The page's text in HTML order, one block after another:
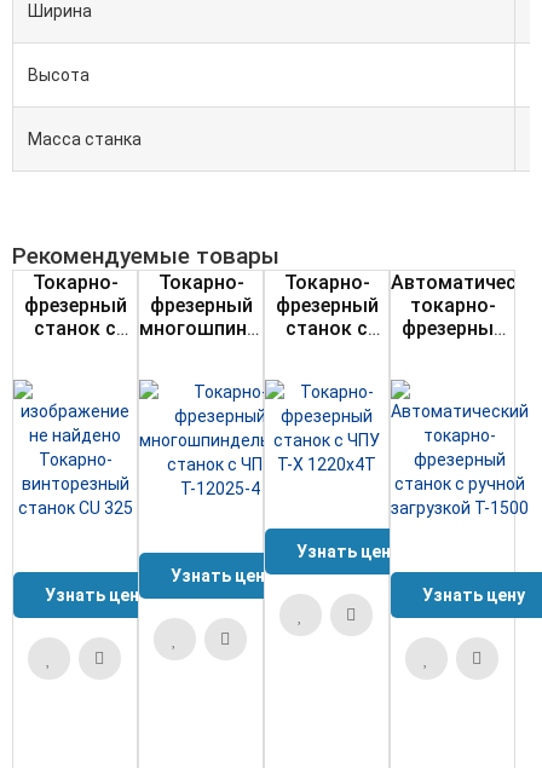
Ширина
Высота
Масса станка
Рекомендуемые товары
Токарно-
фрезерный
станок с
Узнать цену
Токарно-
фрезерный
многошпиндельный
ЧПУ Т-12025-
4
Узнать цену
Токарно-
фрезерный
станок с
Узнать цену
токарно-
фрезерный
загрузкой
Т-1500
Узнать цену